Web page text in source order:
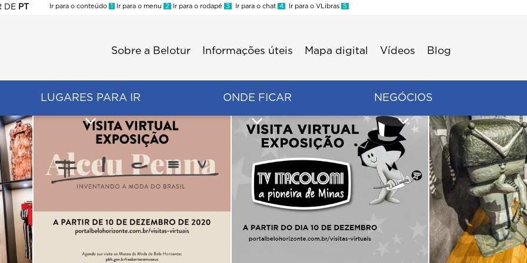
DE PT
Ir para o conteúdo 1 Ir para o menu 2 Ir para o rodapé 3 Ir para o chat 4 Ir para o VLibras 5
Sobre a Belotur Informações úteis Mapa digital Vídeos Blog
LUGARES PARA IR ONDE FICAR NEGÓCIOS